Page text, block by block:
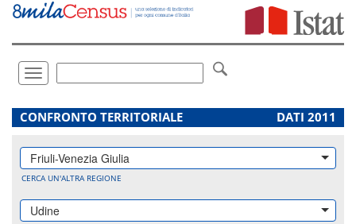
Vai
direttamente
Toggle
navigation
.
CONFRONTO TERRITORIALE DATI 2011
Friuli-Venezia Giulia
CERCA UN'ALTRA REGIONE
Udine